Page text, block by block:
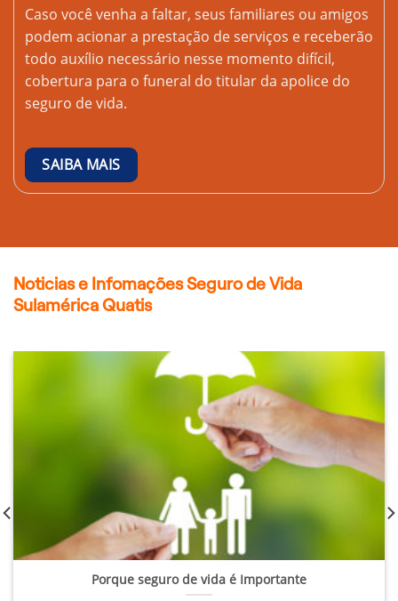
Caso você venha a faltar, seus familiares ou amigos
podem acionar a prestação de serviços e receberão
todo auxílio necessário nesse momento difícil,
cobertura para o funeral do titular da apolice do
seguro de vida.
SAIBA MAIS
Noticias e Infomações Seguro de Vida
Sulamérica Quatis
Porque seguro de vida é Importante